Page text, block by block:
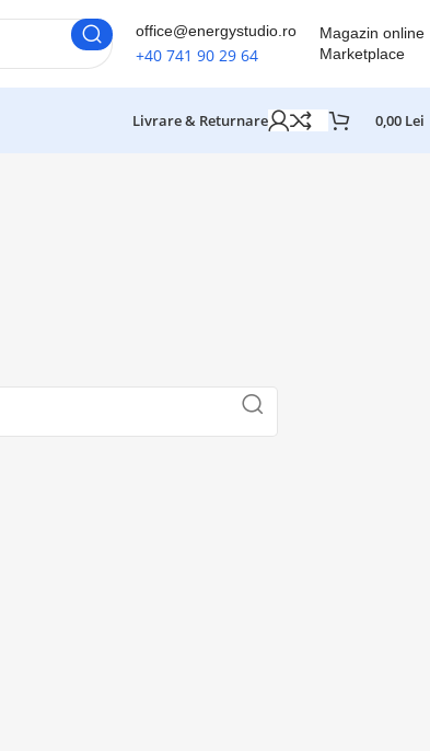
office@energystudio.ro
+40 741 90 29 64
Magazin online
Marketplace
Livrare & Returnare 0,00 Lei